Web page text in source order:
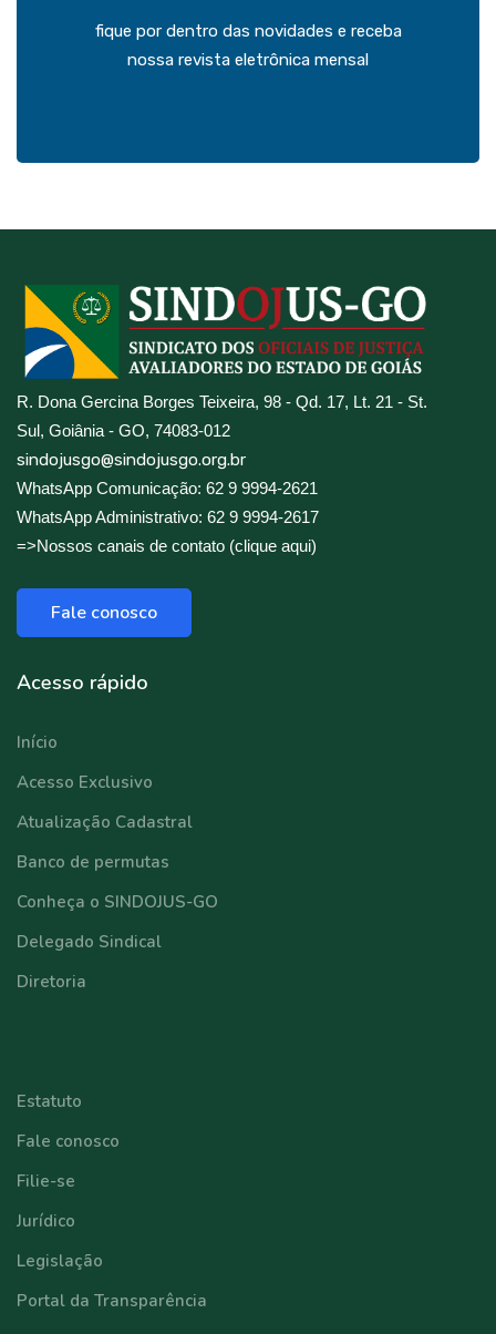
fique por dentro das novidades e receba
nossa revista eletrônica mensal
R. Dona Gercina Borges Teixeira, 98 - Qd. 17, Lt. 21 - St.
Sul, Goiânia - GO, 74083-012
sindojusgo@sindojusgo.org.br
WhatsApp Comunicação: 62 9 9994-2621
WhatsApp Administrativo: 62 9 9994-2617
=>Nossos canais de contato (clique aqui)
Fale conosco
Acesso rápido
Início
Acesso Exclusivo
Atualização Cadastral
Banco de permutas
Conheça o SINDOJUS-GO
Delegado Sindical
Diretoria
Estatuto
Fale conosco
Filie-se
Jurídico
Legislação
Portal da Transparência